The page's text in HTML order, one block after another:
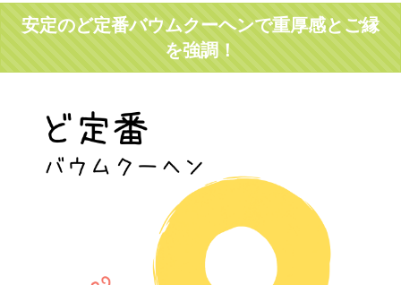
安定のど定番バウムクーヘンで重厚感とご縁
を強調！